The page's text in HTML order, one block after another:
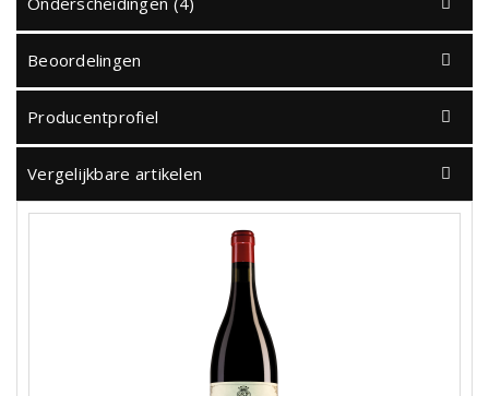
Beoordelingen
Producentprofiel
Vergelijkbare artikelen